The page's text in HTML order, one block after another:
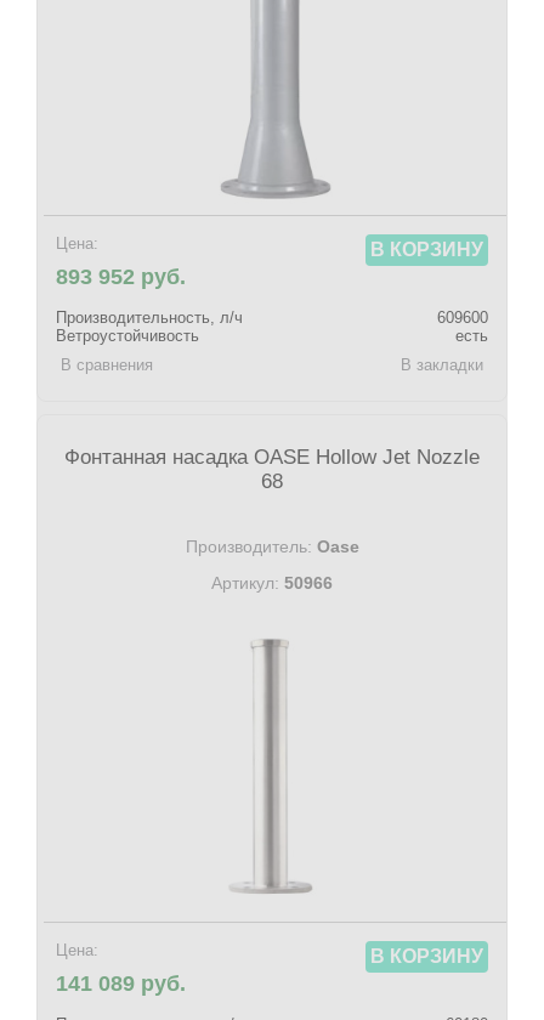
Цена:
893 952 руб.
В КОРЗИНУ
Производительность, л/ч
609600
Ветроустойчивость
есть
В сравнения
В закладки
Фонтанная насадка OASE Hollow Jet Nozzle
68
Производитель: Oase
Артикул: 50966
Цена:
141 089 руб.
В КОРЗИНУ